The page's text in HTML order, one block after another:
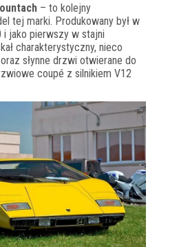
– to kolejny
tej marki. Produkowany był w
i jako pierwszy w stajni
charakterystyczny, nieco
słynne drzwi otwierane do
coupé z silnikiem V12